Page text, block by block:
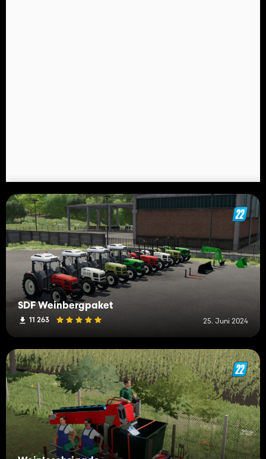
SDF Weinbergpaket
11 263 25. Juni 2024